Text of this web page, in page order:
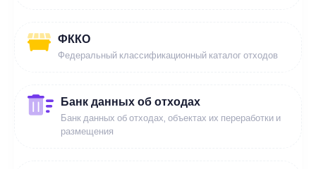
ФККО
Федеральный классификационный каталог отходов
Банк данных об отходах
Банк данных об отходах, объектах их переработки и
размещения